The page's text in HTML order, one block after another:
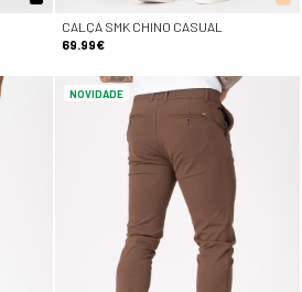
CALÇA SMK CHINO CASUAL
69.99€
NOVIDADE